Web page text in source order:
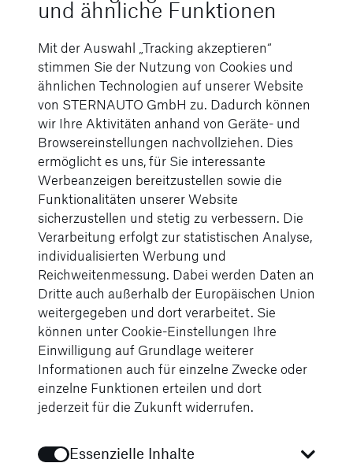
archiviert.
Zudem stehen Ihnen komfortable
Auswertungen durch einen
passwortgeschützten Portalzugang zur
Verfügung.
Informationen zu DAKO anfragen
und ähnliche Funktionen
Mit der Auswahl „Tracking akzeptieren“
stimmen Sie der Nutzung von Cookies und
ähnlichen Technologien auf unserer Website
von STERNAUTO GmbH zu. Dadurch können
wir Ihre Aktivitäten anhand von Geräte- und
Browsereinstellungen nachvollziehen. Dies
ermöglicht es uns, für Sie interessante
Werbeanzeigen bereitzustellen sowie die
Funktionalitäten unserer Website
sicherzustellen und stetig zu verbessern. Die
Verarbeitung erfolgt zur statistischen Analyse,
individualisierten Werbung und
Reichweitenmessung. Dabei werden Daten an
Dritte auch außerhalb der Europäischen Union
weitergegeben und dort verarbeitet. Sie
können unter Cookie-Einstellungen Ihre
Einwilligung auf Grundlage weiterer
Informationen auch für einzelne Zwecke oder
einzelne Funktionen erteilen und dort
jederzeit für die Zukunft widerrufen.
Essenzielle Inhalte